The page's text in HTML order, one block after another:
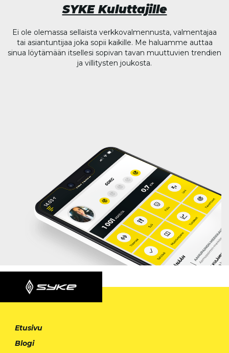
SYKE Kuluttajille
Ei ole olemassa sellaista verkkovalmennusta, valmentajaa
tai asiantuntijaa joka sopii kaikille. Me haluamme auttaa
sinua löytämään itsellesi sopivan tavan muuttuvien trendien
ja villitysten joukosta.
Etusivu
Blogi